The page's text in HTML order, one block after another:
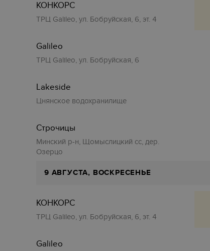
КОНКОРС
ТРЦ Galileo, ул. Бобруйская, 6, эт. 4
Galileo
ТРЦ Galileo, ул. Бобруйская, 6
Lakeside
Цнянское водохранилище
Строчицы
Минский р-н, Щомыслицкий сс, дер.
Озерцо
9 АВГУСТА, ВОСКРЕСЕНЬЕ
КОНКОРС
ТРЦ Galileo, ул. Бобруйская, 6, эт. 4
Galileo